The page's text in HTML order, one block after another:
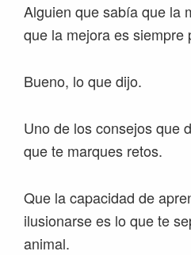
Alguien que sabía que la
que la mejora es siempre
Bueno, lo que dijo.
Uno de los consejos que
que te marques retos.
Que la capacidad de
ilusionarse es lo que te
animal.